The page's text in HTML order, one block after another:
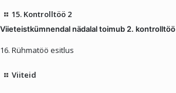
15. Kontrolltöö 2
Viieteistkümnendal nädalal toimub 2. kontrolltöö
16. Rühmatöö esitlus
Viiteid